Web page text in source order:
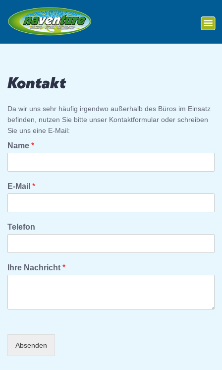
Outdoor-Events
Kontakt
Da wir uns sehr häufig irgendwo außerhalb des Büros im Einsatz
befinden, nutzen Sie bitte unser Kontaktformular oder schreiben
Sie uns eine E-Mail:
Name *
E-Mail *
Telefon
Ihre Nachricht *
Absenden